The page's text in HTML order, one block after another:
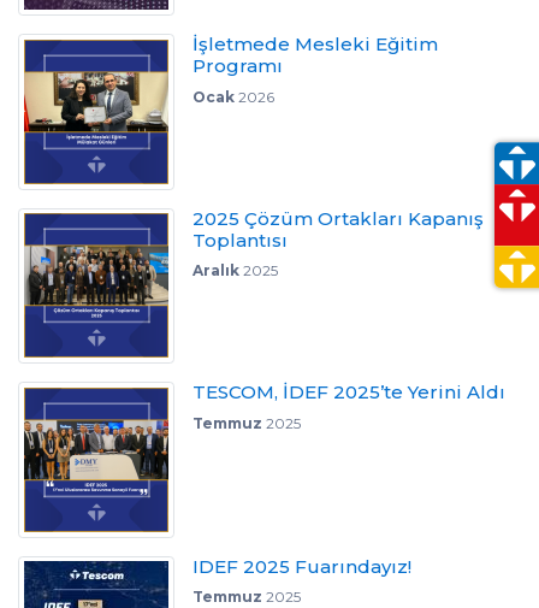
İşletmede Mesleki Eğitim
Programı
Ocak2026
2025 Çözüm Ortakları Kapanış
Toplantısı
Aralık2025
TESCOM, İDEF 2025’te Yerini Aldı
Temmuz 2025
IDEF 2025 Fuarındayız!
Temmuz 2025